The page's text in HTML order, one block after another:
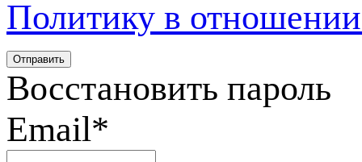
Политику в
Восстановить пароль
Email*